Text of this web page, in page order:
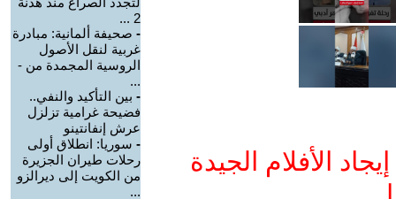
الأفلام الجيدة
2 ...
- صحيفة ألمانية: مبادرة
غربية لنقل الأصول
الروسية المجمدة من -
...
- بين التأكيد والنفي..
فضيحة غرامية تزلزل
عرش إنفانتينو
- سوريا: انطلاق أولى
رحلات طيران الجزيرة
من الكويت إلى ديرالزو
...